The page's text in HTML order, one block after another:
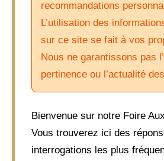
recommandations
L’utilisation des
sur ce site se fait à vos
Nous ne garantissons pas
pertinence ou l’actualité
Bienvenue sur notre Foire
Vous trouverez ici des
interrogations les plus